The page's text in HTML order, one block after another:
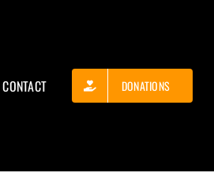
CONTACT DONATIONS